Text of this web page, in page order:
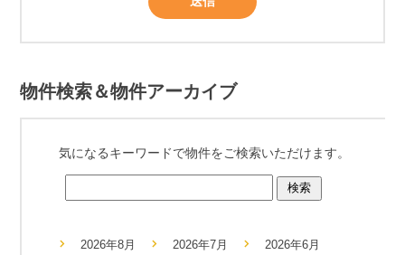
物件検索＆物件アーカイブ
気になるキーワードで物件をご検索いただけます。
2026年8月 2026年7月
2026年6月